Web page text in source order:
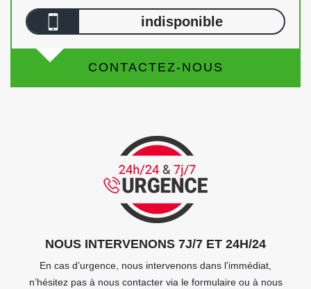
indisponible
CONTACTEZ-NOUS
NOUS INTERVENONS 7J/7 ET 24H/24
En cas d’urgence, nous intervenons dans l’immédiat,
n’hésitez pas à nous contacter via le formulaire ou à nous